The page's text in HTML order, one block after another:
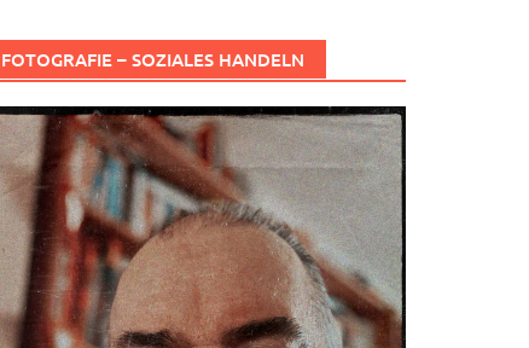
FOTOGRAFIE – SOZIALES HANDELN